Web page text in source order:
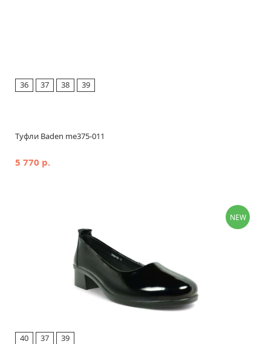
36 37 38 39
Туфли Baden me375-011
5 770 р.
40 37 39
NEW